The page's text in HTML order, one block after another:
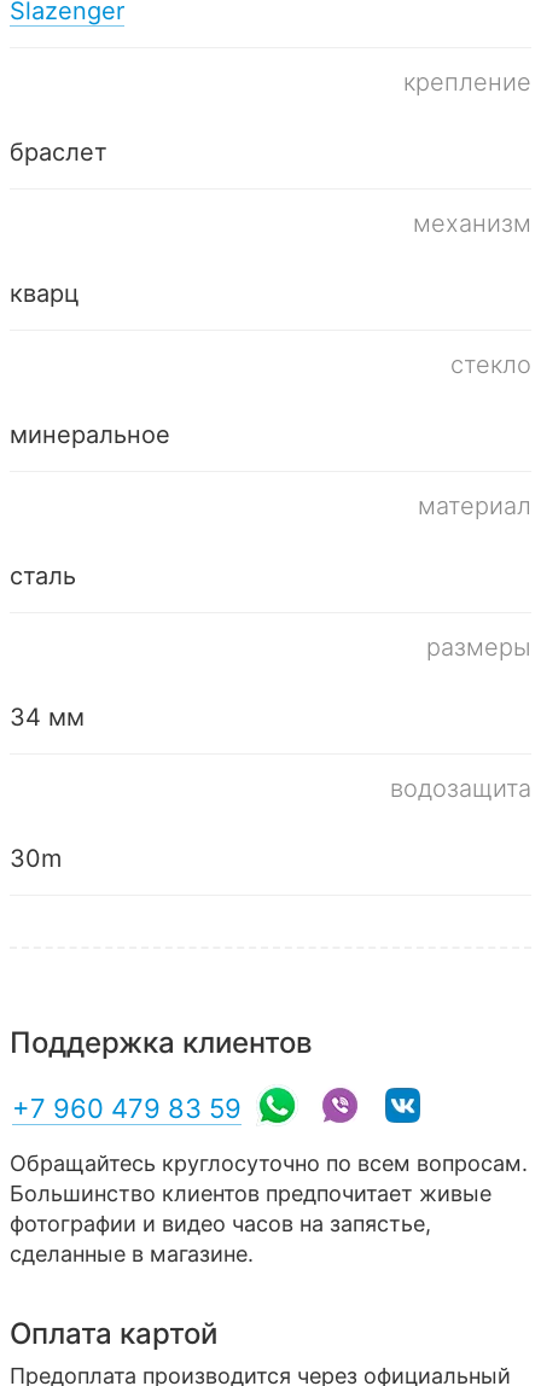
Slazenger
крепление
браслет
механизм
кварц
стекло
минеральное
материал
сталь
размеры
34 мм
водозащита
30m
Поддержка клиентов
+7 960 479 83 59
Обращайтесь круглосуточно по всем вопросам.
Большинство клиентов предпочитает живые
фотографии и видео часов на запястье,
сделанные в магазине.
Оплата картой
Предоплата производится через официальный